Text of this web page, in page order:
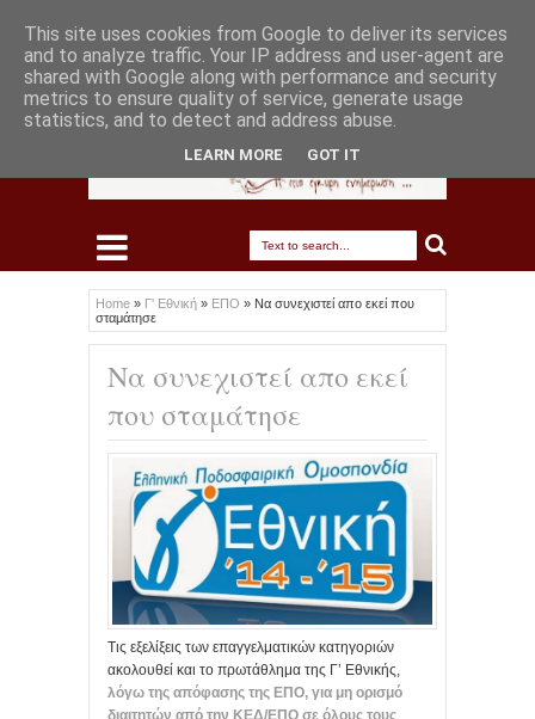
Home » Γ' Εθνική » ΕΠΟ » Να συνεχιστεί απο εκεί που
σταμάτησε
Να συνεχιστεί απο εκεί
που σταμάτησε
Τις εξελίξεις των επαγγελματικών κατηγοριών
ακολουθεί και το πρωτάθλημα της Γ’ Εθνικής,
λόγω της απόφασης της ΕΠΟ, για μη ορισμό
διαιτητών από την ΚΕΔ/ΕΠΟ σε όλους τους
This site uses cookies from Google to deliver its services
and to analyze traffic. Your IP address and user-agent are
shared with Google along with performance and security
metrics to ensure quality of service, generate usage
statistics, and to detect and address abuse.
LEARN MORE GOT IT